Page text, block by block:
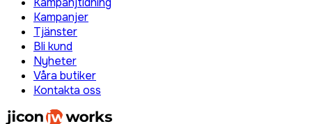
Kampanjer
Tjänster
Bli kund
Nyheter
Våra butiker
Kontakta oss